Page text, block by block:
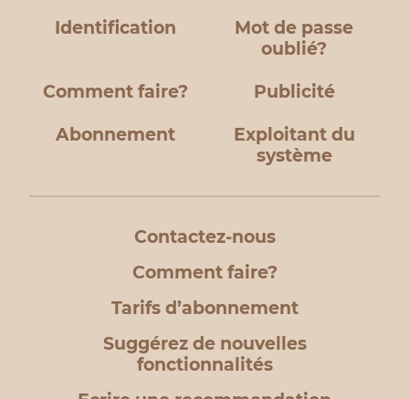
Identification
Mot de passe
oublié?
Comment faire? Publicité
Abonnement
Exploitant du
système
Contactez-nous
Comment faire?
Tarifs d’abonnement
Suggérez de nouvelles
fonctionnalités